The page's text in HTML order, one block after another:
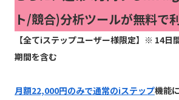
ト/競合)分析ツールが無料で
【全てiステップユーザー様限定】※ 14日
期間を含む
月額22,000円のみで通常のiステップ機能